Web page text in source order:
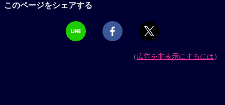
このページをシェアする
（広告を非表示にするには）